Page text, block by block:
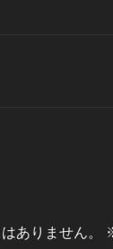
ありません。